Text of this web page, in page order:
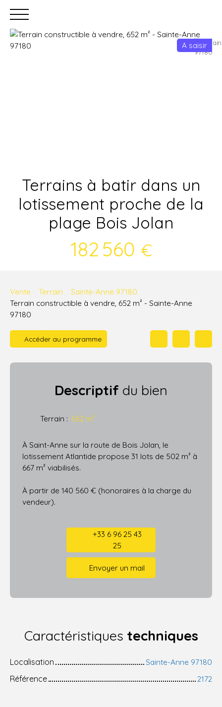
Accueil Faire gérer
A saisir
Terrains à batir dans un
lotissement proche de la
plage Bois Jolan
182 560 €
Vente Terrain
Sainte-Anne 97180
Terrain constructible à vendre, 652 m² - Sainte-Anne
97180
Accéder au programme
Descriptif du bien
Terrain : 652 m²
À Saint-Anne sur la route de Bois Jolan, le
lotissement Atlantide propose 31 lots de 502 m² à
667 m² viabilisés.
À partir de 140 560 € (honoraires à la charge du
vendeur).
+33 6 96 25 43
25
Envoyer un mail
Caractéristiques techniques
Localisation
Sainte-Anne 97180
Référence
2172